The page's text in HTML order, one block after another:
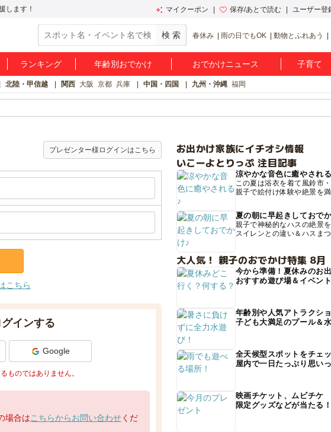
します！ マイクーポン 保存/あとで読む ユーザー登
春休み 雨の日でもOK 動物とふれあう
ランキング 年齢別おでかけ おでかけニュース 子育て
北陸・甲信越 関西 大阪 京都 兵庫 中国・四国 九州・沖縄 福岡
プレゼンター様ログインはこちら
こちら
インする
Google
ものではありません。
場合はこちらからお問い合わせくだ
お出かけ家族にイチオシ情報
いこーよとりっぷ 注目記事
涼やかな音色に癒やされ
この夏は浴衣を着て風鈴市
親子で絵付け体験や絶景を
夏の朝に早起きしておで
親子で神秘的なハスの絶景
スイレンとの違い＆ハスま
大人気！ 親子のおでかけ特集 8月
今から準備！夏休みのお
おすすめ遊び場＆イベン
年齢別や人気アトラクシ
子ども大満足のプール＆
全天候型スポットをチェ
屋内で一日たっぷり思い
映画チケット、ムビチケ
限定グッズなどが当たる！